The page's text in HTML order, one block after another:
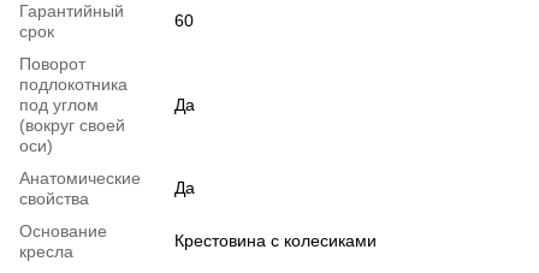
Гарантийный
срок
60
Поворот
подлокотника
под углом
(вокруг своей
оси)
Да
Анатомические
свойства
Да
Основание
кресла
Крестовина с колесиками